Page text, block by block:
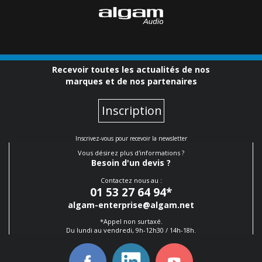
Recevoir toutes les actualités de nos
marques et de nos partenaires
Inscription
Inscrivez-vous pour recevoir la newsletter
Vous désirez plus d'informations ?
Besoin d'un devis ?
Contactez nous au :
01 53 27 64 94*
algam-enterprise@algam.net
*Appel non surtaxé.
Du lundi au vendredi, 9h-12h30 / 14h-18h.